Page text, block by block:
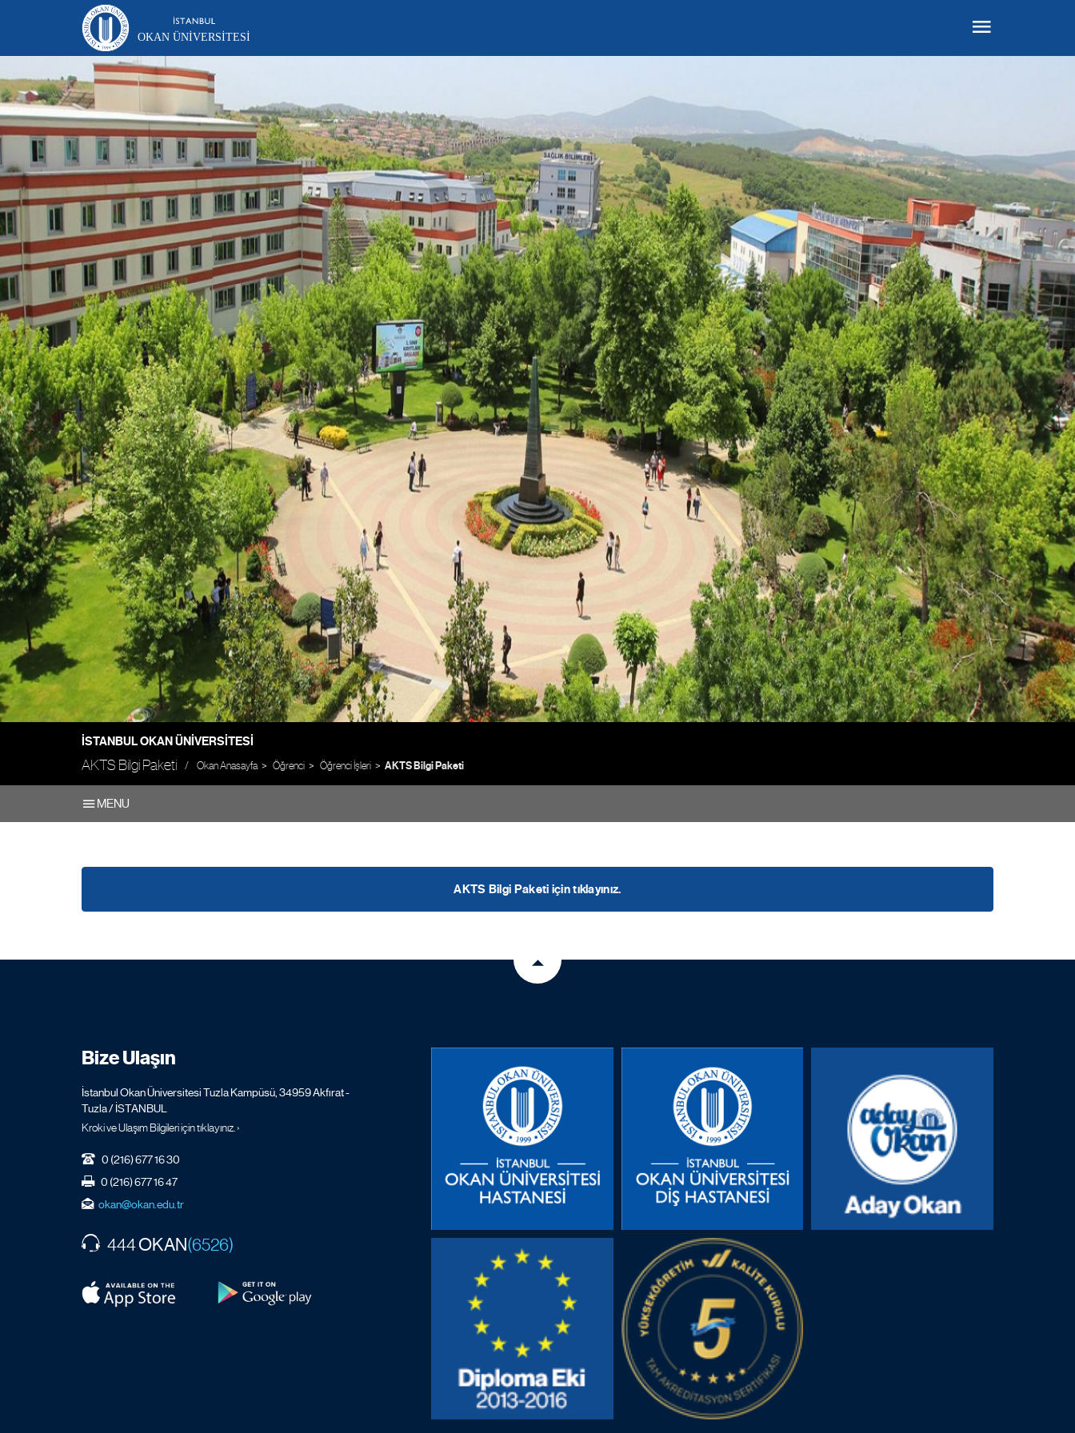
OKAN ÜNIVERSITESI
İSTANBUL OKAN ÜNIVERSITESI
AKTS Bilgi Paketi Okan Anasayfa Öğrenci Öğrenci İşleri AKTS Bilgi Paketi
MENU
AKTS Bilgi Paketi için tıklayınız.
Bize Ulaşın
İstanbul Okan Üniversitesi Tuzla Kampüsü, 34959 Akfırat -
Tuzla / İSTANBUL
Kroki ve Ulaşım Bilgileri için tıklayınız. ›
0 (216) 677 16 30
0 (216) 677 16 47
okan@okan.edu.tr
444OKAN(6526)